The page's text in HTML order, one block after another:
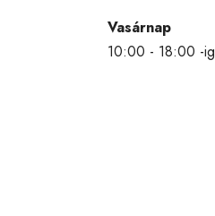
Vasárnap
10:00 - 18:00 -ig